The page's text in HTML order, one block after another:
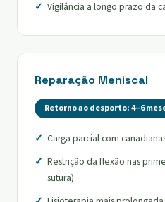
Vigilância a longo prazo da
Reparação Meniscal
Retorno ao desporto: 4–6
Carga parcial com
Restrição da flexão nas
sutura)